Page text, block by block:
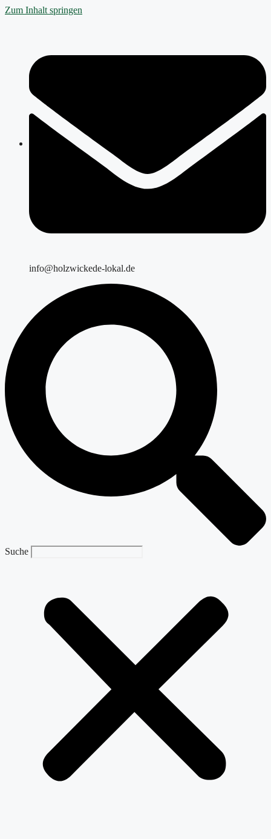
Zum Inhalt springen
info@holzwickede-lokal.de
Suche